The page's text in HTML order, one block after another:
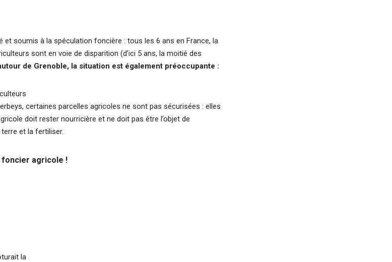
soumis à la spéculation foncière : tous les 6 ans en France, la
sont en voie de disparition (d’ici 5 ans, la moitié des
de Grenoble, la situation est également préoccupante :
certaines parcelles agricoles ne sont pas sécurisées : elles
doit rester nourricière et ne doit pas être l’objet de
et la fertiliser.
foncier agricole !
la